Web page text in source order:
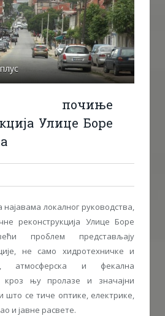
почиње
Улице Боре
најавама локалног руководства,
реконструкција Улице Боре
проблем представљају
не само хидротехничке и
атмосферска и фекална
кроз њу пролазе и значајни
што се тиче оптике, електрике,
и јавне расвете.